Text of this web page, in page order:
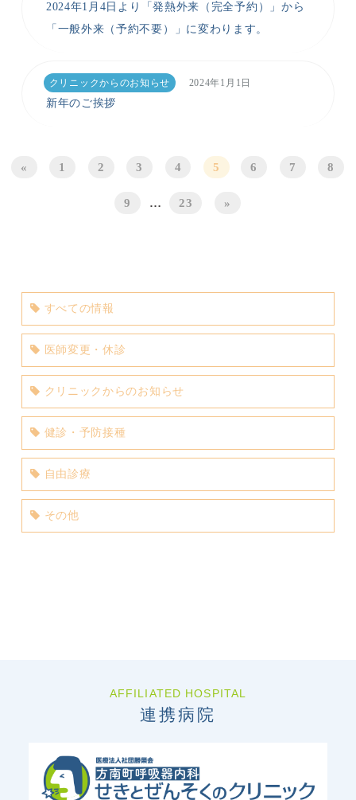
2024年1月4日より「発熱外来（完全予約）」から
「一般外来（予約不要）」に変わります。
クリニックからのお知らせ 2024年1月1日
新年のご挨拶
« 1 2 3 4 5 6 7 8
9 … 23 »
すべての情報
医師変更・休診
クリニックからのお知らせ
健診・予防接種
自由診療
その他
AFFILIATED HOSPITAL
連携病院